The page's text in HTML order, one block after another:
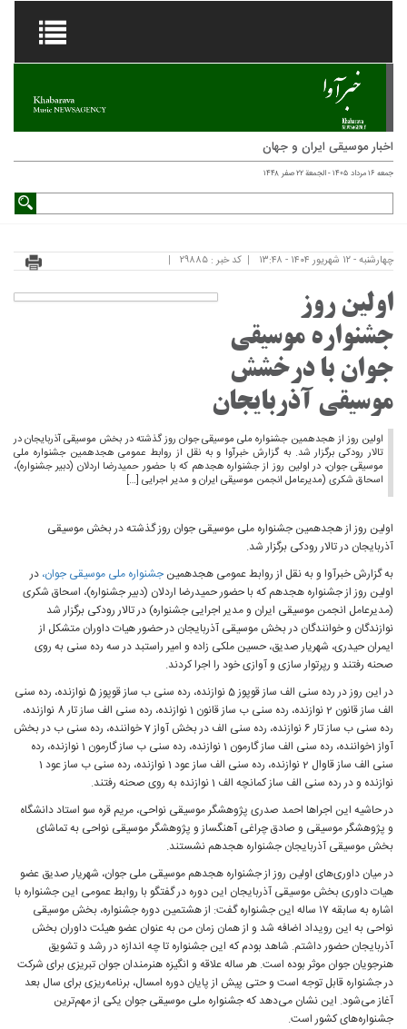
اخبار موسیقی ایران و جهان
جمعه ۱۶ مرداد ۱۴۰۵ - الجمعة ۲۲ صفر ۱۴۴۸
چهارشنبه - ۱۲ شهریور ۱۴۰۴ - ۱۳:۴۸ کد خبر : ۲۹۸۸۵
اولین روز
جشنواره موسیقی
جوان با درخشش
موسیقی آذربایجان
اولین روز از هجدهمین جشنواره ملی موسیقی جوان روز گذشته در بخش موسیقی آذربایجان در
تالار رودکی برگزار شد. به گزارش خبرآوا و به نقل از روابط عمومی هجدهمین جشنواره ملی
موسیقی جوان، در اولین روز از جشنواره هجدهم که با حضور حمیدرضا اردلان (دبیر جشنواره)،
اسحاق شکری (مدیرعامل انجمن موسیقی ایران و مدیر اجرایی […]
اولین روز از هجدهمین جشنواره ملی موسیقی جوان روز گذشته در بخش موسیقی
آذربایجان در تالار رودکی برگزار شد.
به گزارش خبرآوا و به نقل از روابط عمومی هجدهمین جشنواره ملی موسیقی جوان، در
اولین روز از جشنواره هجدهم که با حضور حمیدرضا اردلان (دبیر جشنواره)، اسحاق شکری
(مدیرعامل انجمن موسیقی ایران و مدیر اجرایی جشنواره) در تالار رودکی برگزار شد
نوازندگان و خوانندگان در بخش موسیقی آذربایجان در حضور هیات داوران متشکل از
ایمران حیدری، شهریار صدیق، حسین ملکی زاده و امیر راستبد در سه رده سنی به روی
صحنه رفتند و رپرتوار سازی و آوازی خود را اجرا کردند.
در این روز در رده سنی الف ساز قوپوز 5 نوازنده، رده سنی ب ساز قوپوز 5 نوازنده، رده سنی
الف ساز قانون 2 نوازنده، رده سنی ب ساز قانون 1 نوازنده، رده سنی الف ساز تار 8 نوازنده،
رده سنی ب ساز تار 6 نوازنده، رده سنی الف در بخش آواز 7 خواننده، رده سنی ب در بخش
آواز 1خواننده، رده سنی الف ساز گارمون 1 نوازنده، رده سنی ب ساز گارمون 1 نوازنده، رده
سنی الف ساز قاوال 2 نوازنده، رده سنی الف ساز عود 1 نوازنده، رده سنی ب ساز عود 1
نوازنده و در رده سنی الف ساز کمانچه الف 1 نوازنده به روی صحنه رفتند.
در حاشیه این اجراها احمد صدری پژوهشگر موسیقی نواحی، مریم قره سو استاد دانشگاه
و پژوهشگر موسیقی و صادق چراغی آهنگساز و پژوهشگر موسیقی نواحی به تماشای
بخش موسیقی آذربایجان جشنواره هجدهم نشستند.
در میان داوری‌های اولین روز از جشنواره هجدهم موسیقی ملی جوان، شهریار صدیق عضو
هیات داوری بخش موسیقی آذربایجان این دوره در گفتگو با روابط عمومی این جشنواره با
اشاره به سابقه ۱۷ ساله این جشنواره گفت: از هشتمین دوره جشنواره، بخش موسیقی
نواحی به این رویداد اضافه شد و از همان زمان من به عنوان عضو هیئت داوران بخش
آذربایجان حضور داشتم. شاهد بودم که این جشنواره تا چه اندازه در رشد و تشویق
هنرجویان جوان موثر بوده است. هر ساله علاقه و انگیزه هنرمندان جوان تبریزی برای شرکت
در جشنواره قابل توجه است و حتی پیش از پایان دوره امسال، برنامه‌ریزی برای سال بعد
آغاز می‌شود. این نشان می‌دهد که جشنواره ملی موسیقی جوان یکی از مهم‌ترین
جشنواره‌های کشور است.